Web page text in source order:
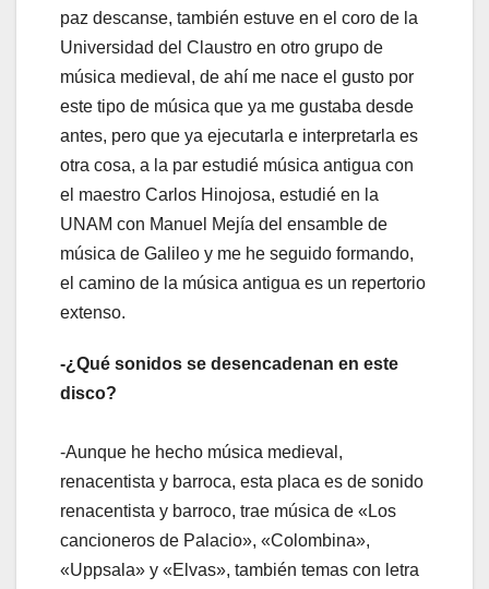
paz descanse, también estuve en el coro de la
Universidad del Claustro en otro grupo de
música medieval, de ahí me nace el gusto por
este tipo de música que ya me gustaba desde
antes, pero que ya ejecutarla e interpretarla es
otra cosa, a la par estudié música antigua con
el maestro Carlos Hinojosa, estudié en la
UNAM con Manuel Mejía del ensamble de
música de Galileo y me he seguido formando,
el camino de la música antigua es un repertorio
extenso.
-¿Qué sonidos se desencadenan en este
disco?
-Aunque he hecho música medieval,
renacentista y barroca, esta placa es de sonido
renacentista y barroco, trae música de «Los
cancioneros de Palacio», «Colombina»,
«Uppsala» y «Elvas», también temas con letra